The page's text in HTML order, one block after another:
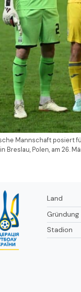
Mannschaft posiert
Breslau, Polen, am 26.
Land
Gründung
Stadion